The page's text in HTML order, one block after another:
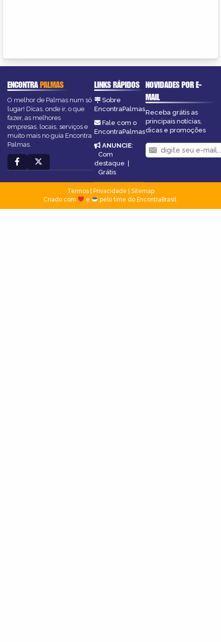
ENCONTRAPALMAS
O melhor de Palmas num só
lugar! Dicas, onde ir, o que
fazer, as melhores
empresas, locais, serviços e
muito mais no guia Encontra
Palmas.
LINKS RÁPIDOS
Sobre
EncontraPalmas
Fale com o
EncontraPalmas
ANUNCIE:
Com
destaque |
Grátis
NOVIDADES POR E-
MAIL
Receba grátis as
principais notícias,
dicas e promoções
Termos| Privacidade
Sitemap
Criado com
e pelo time do EncontraBrasil